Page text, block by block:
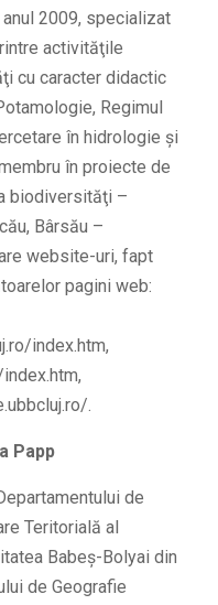
2009, specializat
activităţile
cu caracter didactic
Regimul
în hidrologie și
în proiecte de
biodiversităţi –
Bârsău –
website-uri, fapt
pagini web:
index.htm,
.
Papp
de
Teritorială al
Babeş-Bolyai din
de Geografie